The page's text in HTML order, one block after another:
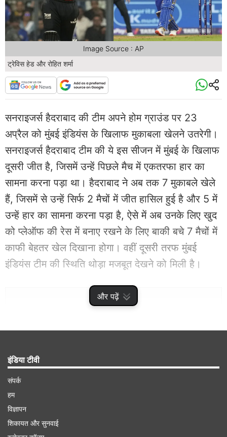
और पढ़ें
ट्रेविस हेड और रोहित शर्मा
Image Source : AP
सनराइजर्स हैदराबाद की टीम अपने होम ग्राउंड पर 23
अप्रैल को मुंबई इंडियंस के खिलाफ मुकाबला खेलने उतरेगी।
सनराइजर्स हैदराबाद टीम की ये इस सीजन में मुंबई के खिलाफ
दूसरी जीत है, जिसमें उन्हें पिछले मैच में एकतरफा हार का
सामना करना पड़ा था। हैदराबाद ने अब तक 7 मुकाबले खेले
हैं, जिसमें से उन्हें सिर्फ 2 मैचों में जीत हासिल हुई है और 5 में
उन्हें हार का सामना करना पड़ा है, ऐसे में अब उनके लिए खुद
को प्लेऑफ की रेस में बनाए रखने के लिए बाकी बचे 7 मैचों में
काफी बेहतर खेल दिखाना होगा। वहीं दूसरी तरफ मुंबई
इंडियंस टीम की स्थिति थोड़ा मजबूत देखने को मिली है।
Advertisement
इंडिया टीवी
संपर्क
हम
विज्ञापन
शिकायत और सुनवाई